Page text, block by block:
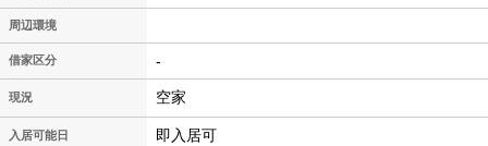
周辺環境
借家区分 -
現況 空家
入居可能日 即入居可